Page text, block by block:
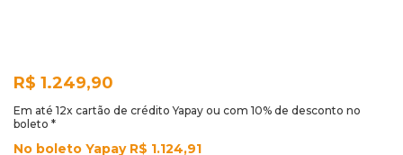
R$ 1.249,90
Em até 12x cartão de crédito Yapay ou com 10% de desconto no
boleto *
No boleto Yapay R$ 1.124,91